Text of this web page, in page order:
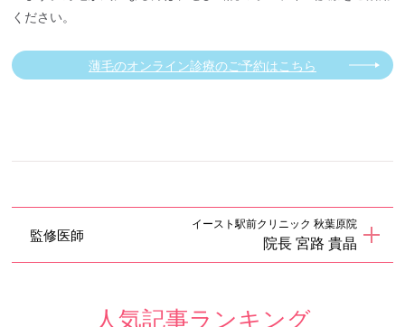
ください。
薄毛のオンライン診療のご予約はこちら
監修医師
イースト駅前クリニック 秋葉原院
院長 宮路 貴晶
人気記事ランキング